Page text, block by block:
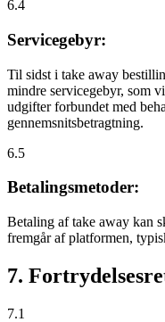
6.4
Servicegebyr:
Til sidst i take away
mindre servicegebyr, som
udgifter forbundet med
gennemsnitsbetragtning.
6.5
Betalingsmetoder:
Betaling af take away kan
fremgår af platformen,
7.
7.1